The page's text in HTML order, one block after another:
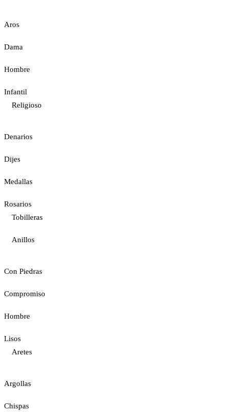
Aros
Dama
Hombre
Infantil
Religioso
Denarios
Dijes
Medallas
Rosarios
Tobilleras
Anillos
Con Piedras
Compromiso
Hombre
Lisos
Aretes
Argollas
Chispas